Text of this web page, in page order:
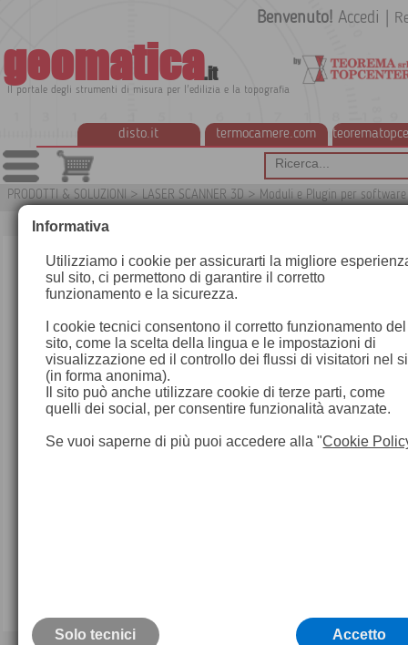
geomatica.it
Il portale degli strumenti di misura per l'edilizia e la topografia
disto.it termocamere.com
Benvenuto! Accedi
PRODOTTI & SOLUZIONI > LASER SCANNER 3D > Moduli e Plugin per software
Informativa
Utilizziamo i cookie per assicurarti la migliore
sul sito, ci permettono di garantire il corretto
funzionamento e la sicurezza.
I cookie tecnici consentono il corretto funzionamento del
sito, come la scelta della lingua e le impostazioni di
visualizzazione ed il controllo dei flussi di visitatori nel
(in forma anonima).
Il sito può anche utilizzare cookie di terze parti, come
quelli dei social, per consentire funzionalità avanzate.
Se vuoi saperne di più puoi accedere alla "Cookie
Solo tecnici Accetto